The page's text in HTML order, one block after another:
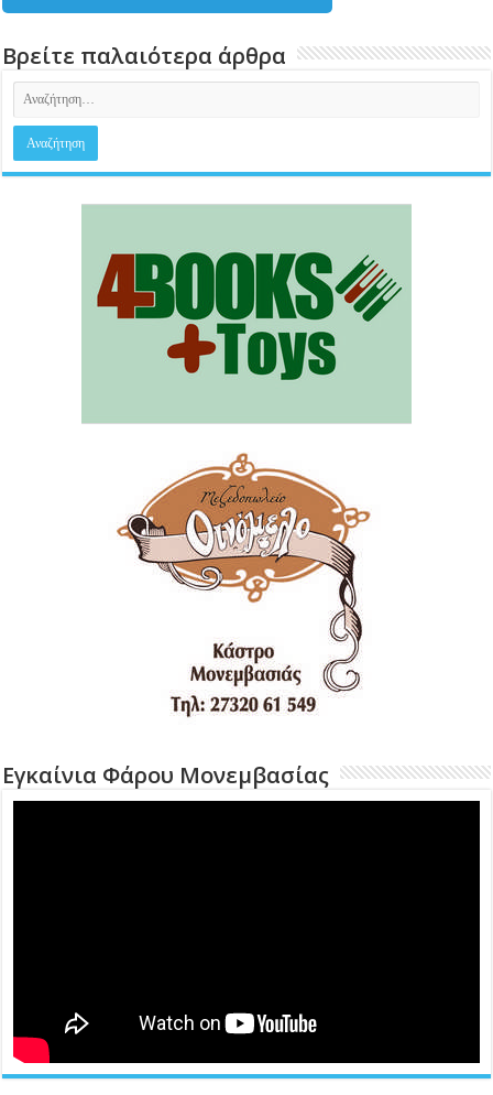
Βρείτε παλαιότερα άρθρα
Εγκαίνια Φάρου Μονεμβασίας